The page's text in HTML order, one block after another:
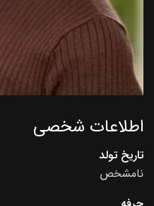
اطلاعات شخصی
تاریخ تولد
نامشخص